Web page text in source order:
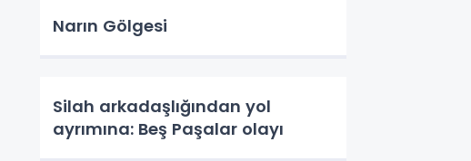
Narın Gölgesi
Silah arkadaşlığından yol
ayrımına: Beş Paşalar olayı